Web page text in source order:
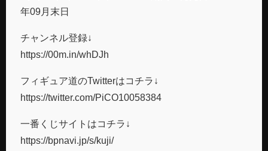
年09月末日
チャンネル登録↓
https://00m.in/whDJh
フィギュア道のTwitterはコチラ↓
https://twitter.com/PiCO10058384
一番くじサイトはコチラ↓
https://bpnavi.jp/s/kuji/